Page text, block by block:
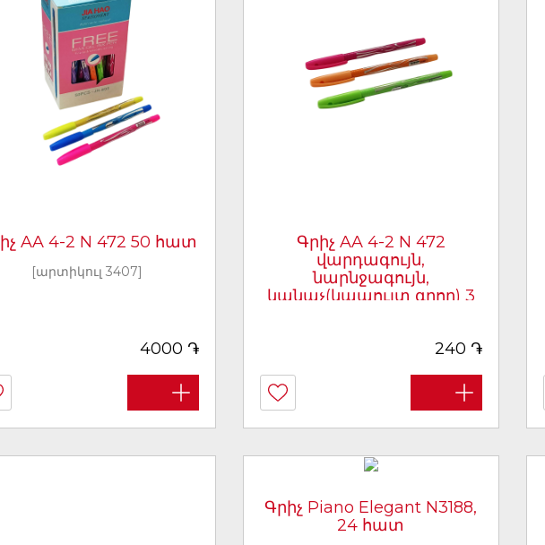
AA 4-2 N 472 50 հատ
[արտիկուլ 3407]
4000 ֏
Գրիչ AA 4-2 N 472
վարդագույն,
նարնջագույն,
կանաչ(կապույտ գրող) 3
240 ֏
Գրիչ Piano Elegant N3188,
24 հատ